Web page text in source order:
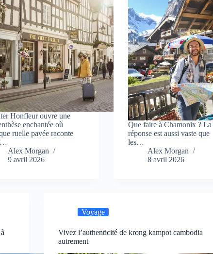
Honfleur ouvre une
enchantée où
ruelle pavée raconte
Alex Morgan
9 avril 2026
Que faire à Chamonix ? La
réponse est aussi vaste que
les…
Alex Morgan
8 avril 2026
Voyage
Vivez l’authenticité de krong kampot cambodia
autrement